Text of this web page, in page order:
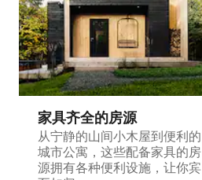
家具齐全的房源
从宁静的山间小木屋到便利的
城市公寓，这些配备家具的房
源拥有各种便利设施，让你宾